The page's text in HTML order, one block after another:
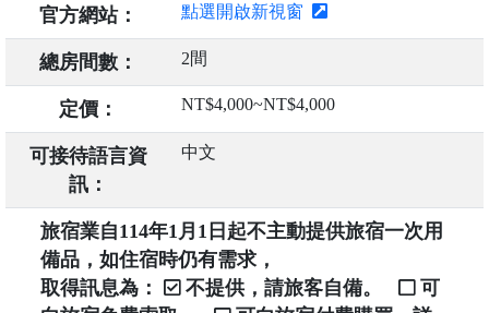
官方網站： 點選開啟新視窗
總房間數： 2間
定價： NT$4,000~NT$4,000
可接待語言資
訊：
中文
旅宿業自114年1月1日起不主動提供旅宿一次用
備品，如住宿時仍有需求，
取得訊息為：
不提供，請旅客自備。
可